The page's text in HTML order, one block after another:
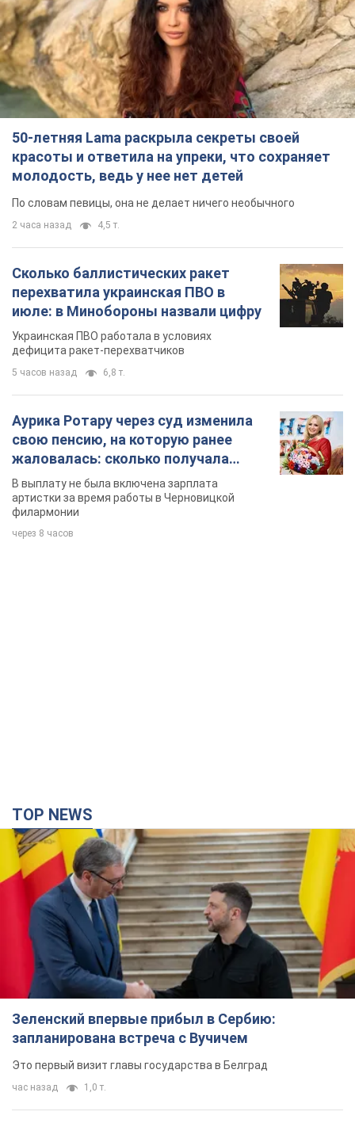
50-летняя Lama раскрыла секреты своей
красоты и ответила на упреки, что сохраняет
молодость, ведь у нее нет детей
По словам певицы, она не делает ничего необычного
2 часа назад 4,5 т.
Сколько баллистических ракет
перехватила украинская ПВО в
июле: в Минобороны назвали цифру
Украинская ПВО работала в условиях
дефицита ракет-перехватчиков
5 часов назад 6,8 т.
Аурика Ротару через суд изменила
свою пенсию, на которую ранее
жаловалась: сколько получала
певица
В выплату не была включена зарплата
артистки за время работы в Черновицкой
филармонии
через 8 часов
TOP NEWS
Зеленский впервые прибыл в Сербию:
запланирована встреча с Вучичем
Это первый визит главы государства в Белград
час назад 1,0 т.